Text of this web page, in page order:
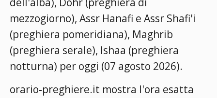
mezzogiorno), Assr Hanafi e Assr Shafi'i
(preghiera pomeridiana), Maghrib
(preghiera serale), Ishaa (preghiera
notturna) per oggi (07 agosto 2026).
orario-preghiere.it mostra l'ora esatta